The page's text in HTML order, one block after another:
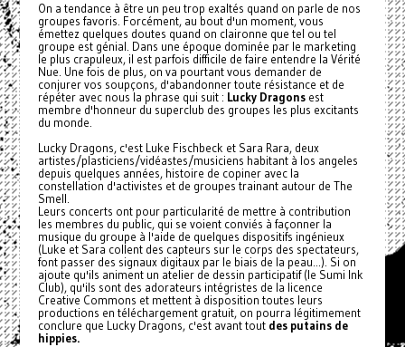
On a tendance à être un peu trop exaltés quand on parle de nos
groupes favoris. Forcément, au bout d'un moment, vous
émettez quelques doutes quand on claironne que tel ou tel
groupe est génial. Dans une époque dominée par le marketing
le plus crapuleux, il est parfois difficile de faire entendre la Vérité
Nue. Une fois de plus, on va pourtant vous demander de
conjurer vos soupçons, d'abandonner toute résistance et de
répéter avec nous la phrase qui suit : Lucky Dragonsest
membre d'honneur du superclub des groupes les plus excitants
du monde.
Lucky Dragons, c'est Luke Fischbeck et Sara Rara, deux
artistes/plasticiens/vidéastes/musiciens habitant à los angeles
depuis quelques années, histoire de copiner avec la
constellation d'activistes et de groupes trainant autour de The
Smell.
Leurs concerts ont pour particularité de mettre à contribution
les membres du public, qui se voient conviés à façonner la
musique du groupe à l'aide de quelques dispositifs ingénieux
(Luke et Sara collent des capteurs sur le corps des spectateurs,
font passer des signaux digitaux par le biais de la peau...). Si on
ajoute qu'ils animent un atelier de dessin participatif (le Sumi Ink
Club), qu'ils sont des adorateurs intégristes de la licence
Creative Commons et mettent à disposition toutes leurs
productions en téléchargement gratuit, on pourra légitimement
conclure que Lucky Dragons, c'est avant tout des putains de
hippies.